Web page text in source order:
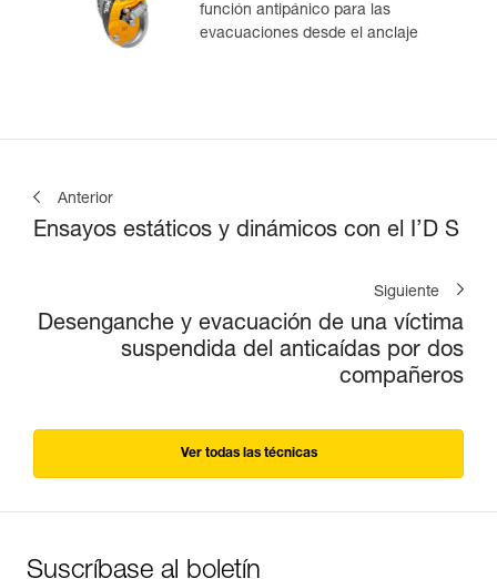
función antipánico para las
evacuaciones desde el anclaje
Anterior
Ensayos estáticos y dinámicos con el I’D S
Siguiente
Desenganche y evacuación de una víctima
suspendida del anticaídas por dos
compañeros
Ver todas las técnicas
Suscríbase al boletín